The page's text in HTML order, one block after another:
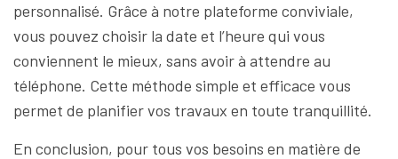
personnalisé. Grâce à notre plateforme conviviale,
vous pouvez choisir la date et l’heure qui vous
conviennent le mieux, sans avoir à attendre au
téléphone. Cette méthode simple et efficace vous
permet de planifier vos travaux en toute tranquillité.
En conclusion, pour tous vos besoins en matière de